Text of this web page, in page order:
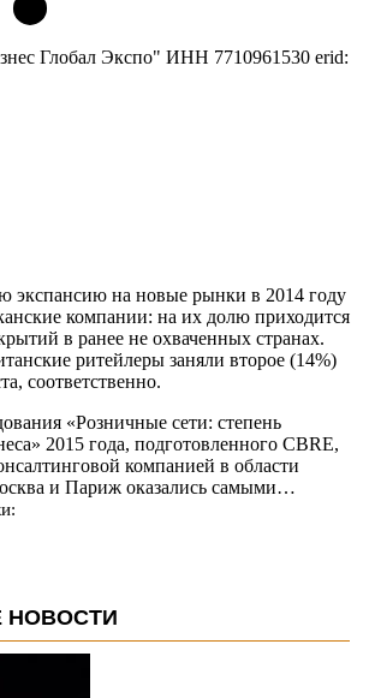
Глобал Экспо" ИНН 7710961530 erid:
экспансию на новые рынки в 2014 году
компании: на их долю приходится
в ранее не охваченных странах.
ритейлеры заняли второе (14%)
соответственно.
«Розничные сети: степень
2015 года, подготовленного CBRE,
компанией в области
и Париж оказались самыми…
НОВОСТИ